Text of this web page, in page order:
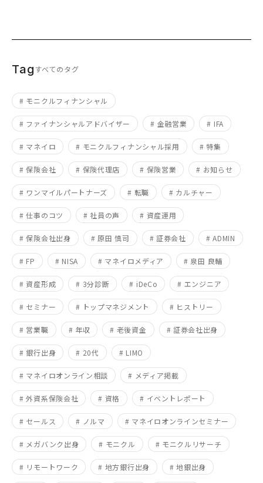
Tagすべてのタグ
# モニクルフィナンシャル
# ファイナンシャルアドバイザー # 金融営業 # IFA
# マネイロ # モニクルフィナンシャル採用 # 特集
# 保険会社 # 保険代理店 # 保険営業 # お知らせ
# ワンマイルパートナーズ # 転職 # カルチャー
# 仕事のコツ # 社員の声 # 資産運用
# 保険会社出身 # 原田 慎司 # 証券会社 # ADMIN
# FP # NISA # マネイロメディア # 泉田 良輔
# 資産形成 # 3分診断 # iDeCo # エンジニア
# セミナー # トップマネジメント # ヒストリー
# 営業職 # 年収 # 老後資金 # 証券会社出身
# 銀行出身 # 20代 # LIMO
# マネイロオンライン相談 # メディア掲載
# 外資系保険会社 # 資格 # イベントレポート
# セールス # ノルマ # マネイロオンラインセミナー
# メガバンク出身 # モニクル # モニクルリサーチ
# リモートワーク # 地方銀行出身 # 地銀出身